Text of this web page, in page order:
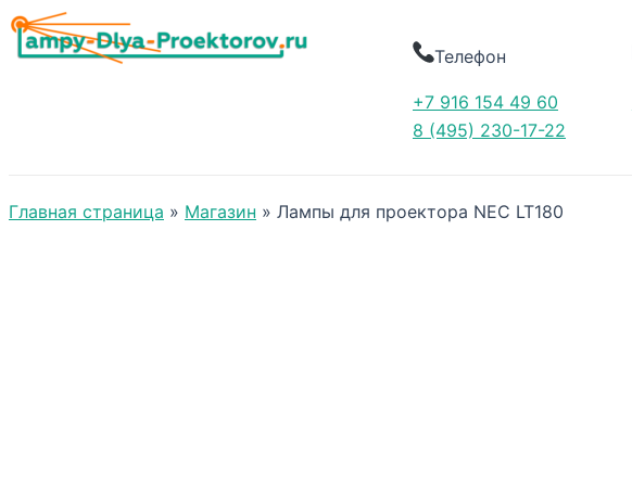
Телефон
+7 916 154 49 60
8 (495) 230-17-22
Главная страница » Магазин » Лампы для проектора NEC LT180